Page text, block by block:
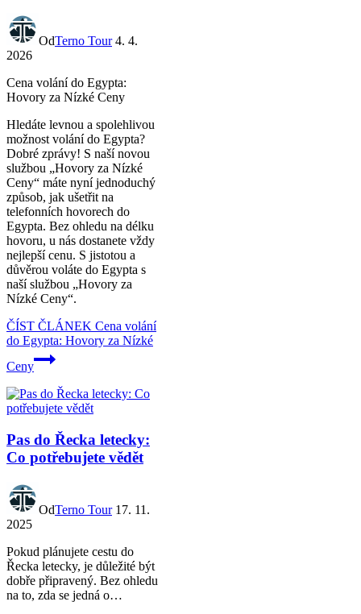
OdTerno Tour 4. 4.
2026
Cena volání do Egypta:
Hovory za Nízké Ceny
Hledáte levnou a spolehlivou
možnost volání do Egypta?
Dobré zprávy! S naší novou
službou „Hovory za Nízké
Ceny“ máte nyní jednoduchý
způsob, jak ušetřit na
telefonních hovorech do
Egypta. Bez ohledu na délku
hovoru, u nás dostanete vždy
nejlepší cenu. S jistotou a
důvěrou voláte do Egypta s
naší službou „Hovory za
Nízké Ceny“.
ČÍST ČLÁNEK Cena volání
do Egypta: Hovory za Nízké
Ceny
Pas do Řecka letecky:
Co potřebujete vědět
OdTerno Tour 17. 11.
2025
Pokud plánujete cestu do
Řecka letecky, je důležité být
dobře připravený. Bez ohledu
na to, zda se jedná o…